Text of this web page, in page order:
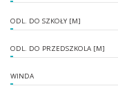
ODL. DO SZKOŁY [M]
ODL. DO PRZEDSZKOLA [M]
WINDA